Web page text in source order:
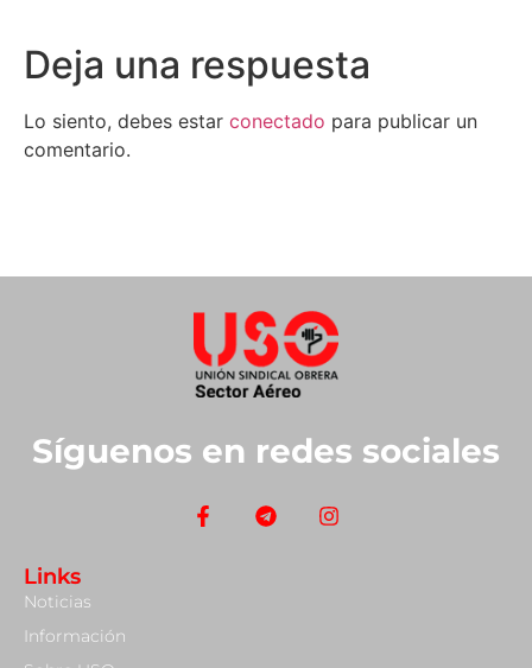
Deja una respuesta
Lo siento, debes estar conectado para publicar un
comentario.
Síguenos en redes sociales
Links
Noticias
Información